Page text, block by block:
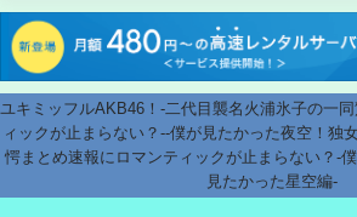
ユキミッフルAKB46！-二代目襲名火浦氷子の一
ィックが止まらない？--僕が見たかった夜空！独
愕まとめ速報にロマンティックが止まらない？-
見たかった星空編-